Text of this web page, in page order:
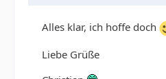
Alles klar, ich hoffe doch
Liebe Grüße